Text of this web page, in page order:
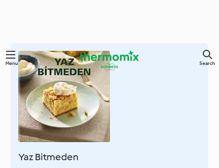
Skip
content
Menu Search
Yaz Bitmeden